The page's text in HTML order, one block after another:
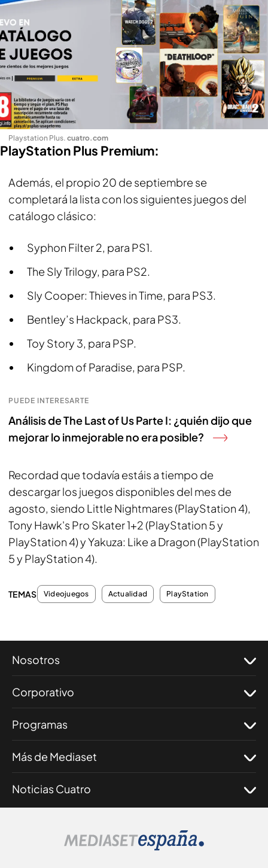
Playstation Plus. cuatro.com
PlayStation Plus Premium:
Además, el propio 20 de septiembre se
completará la lista con los siguientes juegos del
catálogo clásico:
Syphon Filter 2, para PS1.
The Sly Trilogy, para PS2.
Sly Cooper: Thieves in Time, para PS3.
Bentley’s Hackpack, para PS3.
Toy Story 3, para PSP.
Kingdom of Paradise, para PSP.
PUEDE INTERESARTE
Análisis de The Last of Us Parte I: ¿quién dijo que
mejorar lo inmejorable no era posible?
Recordad que todavía estáis a tiempo de
descargar los juegos disponibles del mes de
agosto, siendo Little Nightmares (PlayStation 4),
Tony Hawk's Pro Skater 1+2 (PlayStation 5 y
PlayStation 4) y Yakuza: Like a Dragon (PlayStation
5 y PlayStation 4).
TEMAS Videojuegos Actualidad PlayStation
Nosotros
Corporativo
Programas
Más de Mediaset
Noticias Cuatro